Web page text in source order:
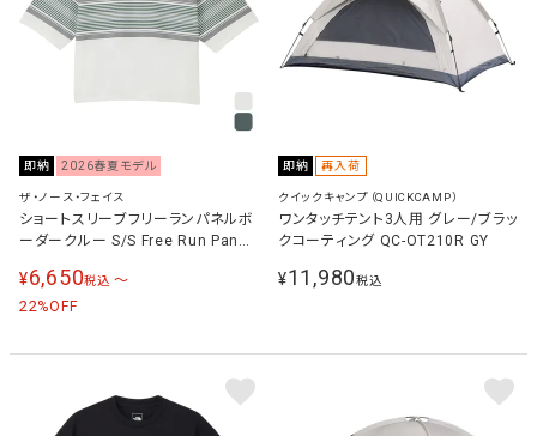
即納 2026春夏モデル
ザ・ノース・フェイス
ショートスリーブフリーランパネルボ
ーダークルー S/S Free Run Panel
ウェア シャツ NTW12691
¥6,650税込 〜
22%OFF
即納 再入荷
クイックキャンプ（QUICKCAMP）
ワンタッチテント3人用 グレー/ブラッ
クコーティング QC-OT210R GY
¥11,980税込